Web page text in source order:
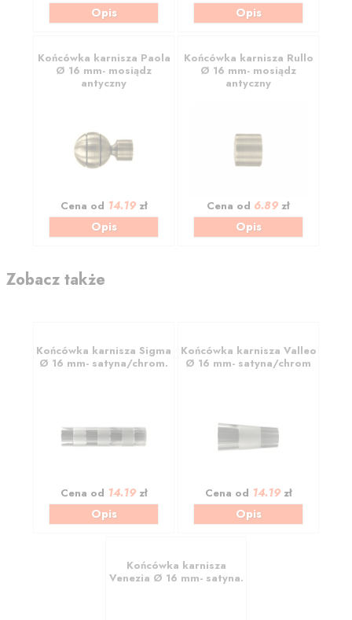
Opis Opis
Końcówka karnisza Paola
Ø 16 mm- mosiądz
antyczny
Cena od 14.19zł
Opis
Końcówka karnisza Rullo
Ø 16 mm- mosiądz
antyczny
Cena od 6.89 zł
Opis
Zobacz także
Końcówka karnisza Sigma
Ø 16 mm- satyna/chrom.
Cena od 14.19zł
Opis
Końcówka karnisza Valleo
Ø 16 mm- satyna/chrom
Cena od 14.19zł
Opis
Końcówka karnisza
Venezia Ø 16 mm- satyna.